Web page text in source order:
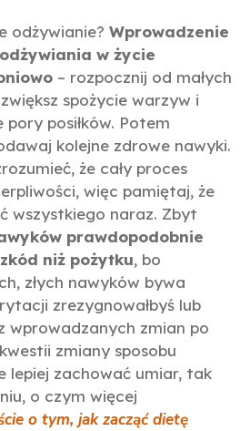
odżywianie? Wprowadzenie
w życie
– rozpocznij od małych
spożycie warzyw i
posiłków. Potem
kolejne zdrowe nawyki.
że cały proces
więc pamiętaj, że
wszystkiego naraz. Zbyt
prawdopodobnie
niż pożytku, bo
złych nawyków bywa
zrezygnowałbyś lub
wprowadzanych zmian po
zmiany sposobu
lepiej zachować umiar, tak
o czym więcej
o tym, jak zacząć dietę